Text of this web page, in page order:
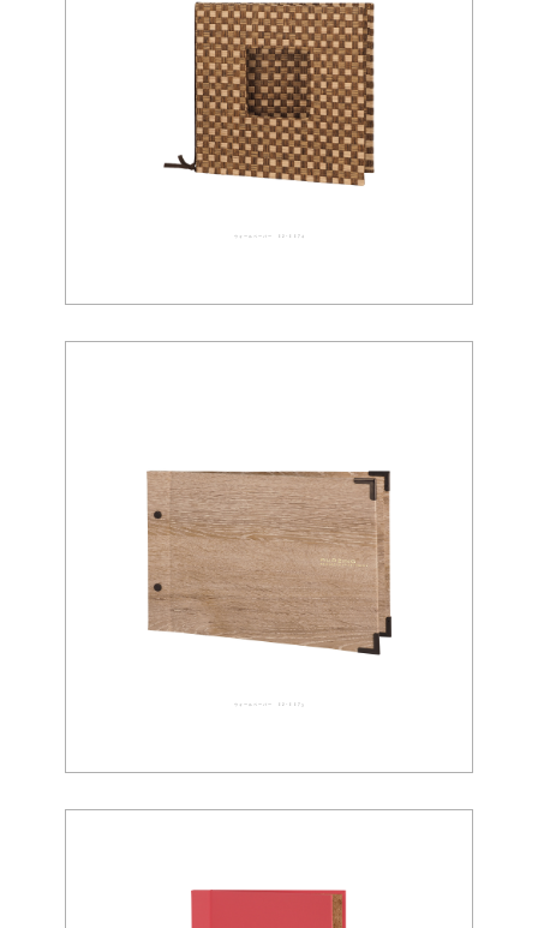
ウォールペーパー 02-0074
ウォールペーパー 02-0073